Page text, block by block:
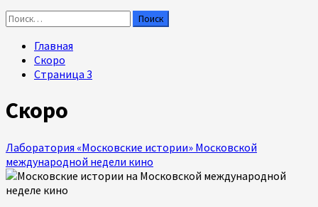
Найти:
Главная
Скоро
Страница 3
Скоро
Лаборатория «Московские истории» Московской
международной недели кино